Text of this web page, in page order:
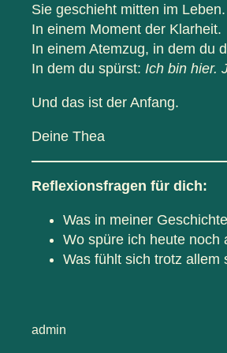
Sie geschieht mitten im Leben.
In einem Moment der Klarheit.
In einem Atemzug, in dem du
In dem du spürst: Ich bin hier.
Und das ist der Anfang.
Deine Thea
Reflexionsfragen für dich:
Was in meiner
Wo spüre ich heute noch
Was fühlt sich trotz allem
admin